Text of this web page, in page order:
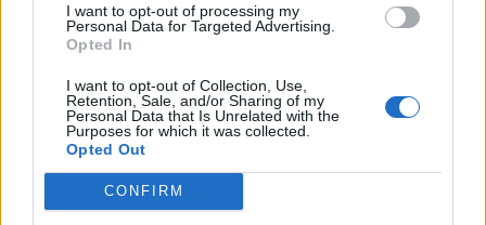
I want to opt-out of processing my
Personal Data for Targeted Advertising.
Opted In
I want to opt-out of Collection, Use,
Retention, Sale, and/or Sharing of my
Personal Data that Is Unrelated with the
Purposes for which it was collected.
Opted Out
CONFIRM
Meglépték! Hivatalos szabálymódosítást
jelentett be az UEFA: teljesen megváltozik a BL
A szabálymódosítást az UEFA a megváltozott
lebonyolítás miatt megnövekedett mérkőzésszámmal
indokolta.